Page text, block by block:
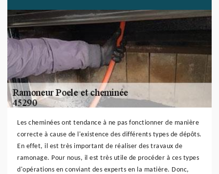
Les cheminées ont tendance à ne pas fonctionner de manière
correcte à cause de l'existence des différents types de dépôts.
En effet, il est très important de réaliser des travaux de
ramonage. Pour nous, il est très utile de procéder à ces types
d'opérations en conviant des experts en la matière. Donc,